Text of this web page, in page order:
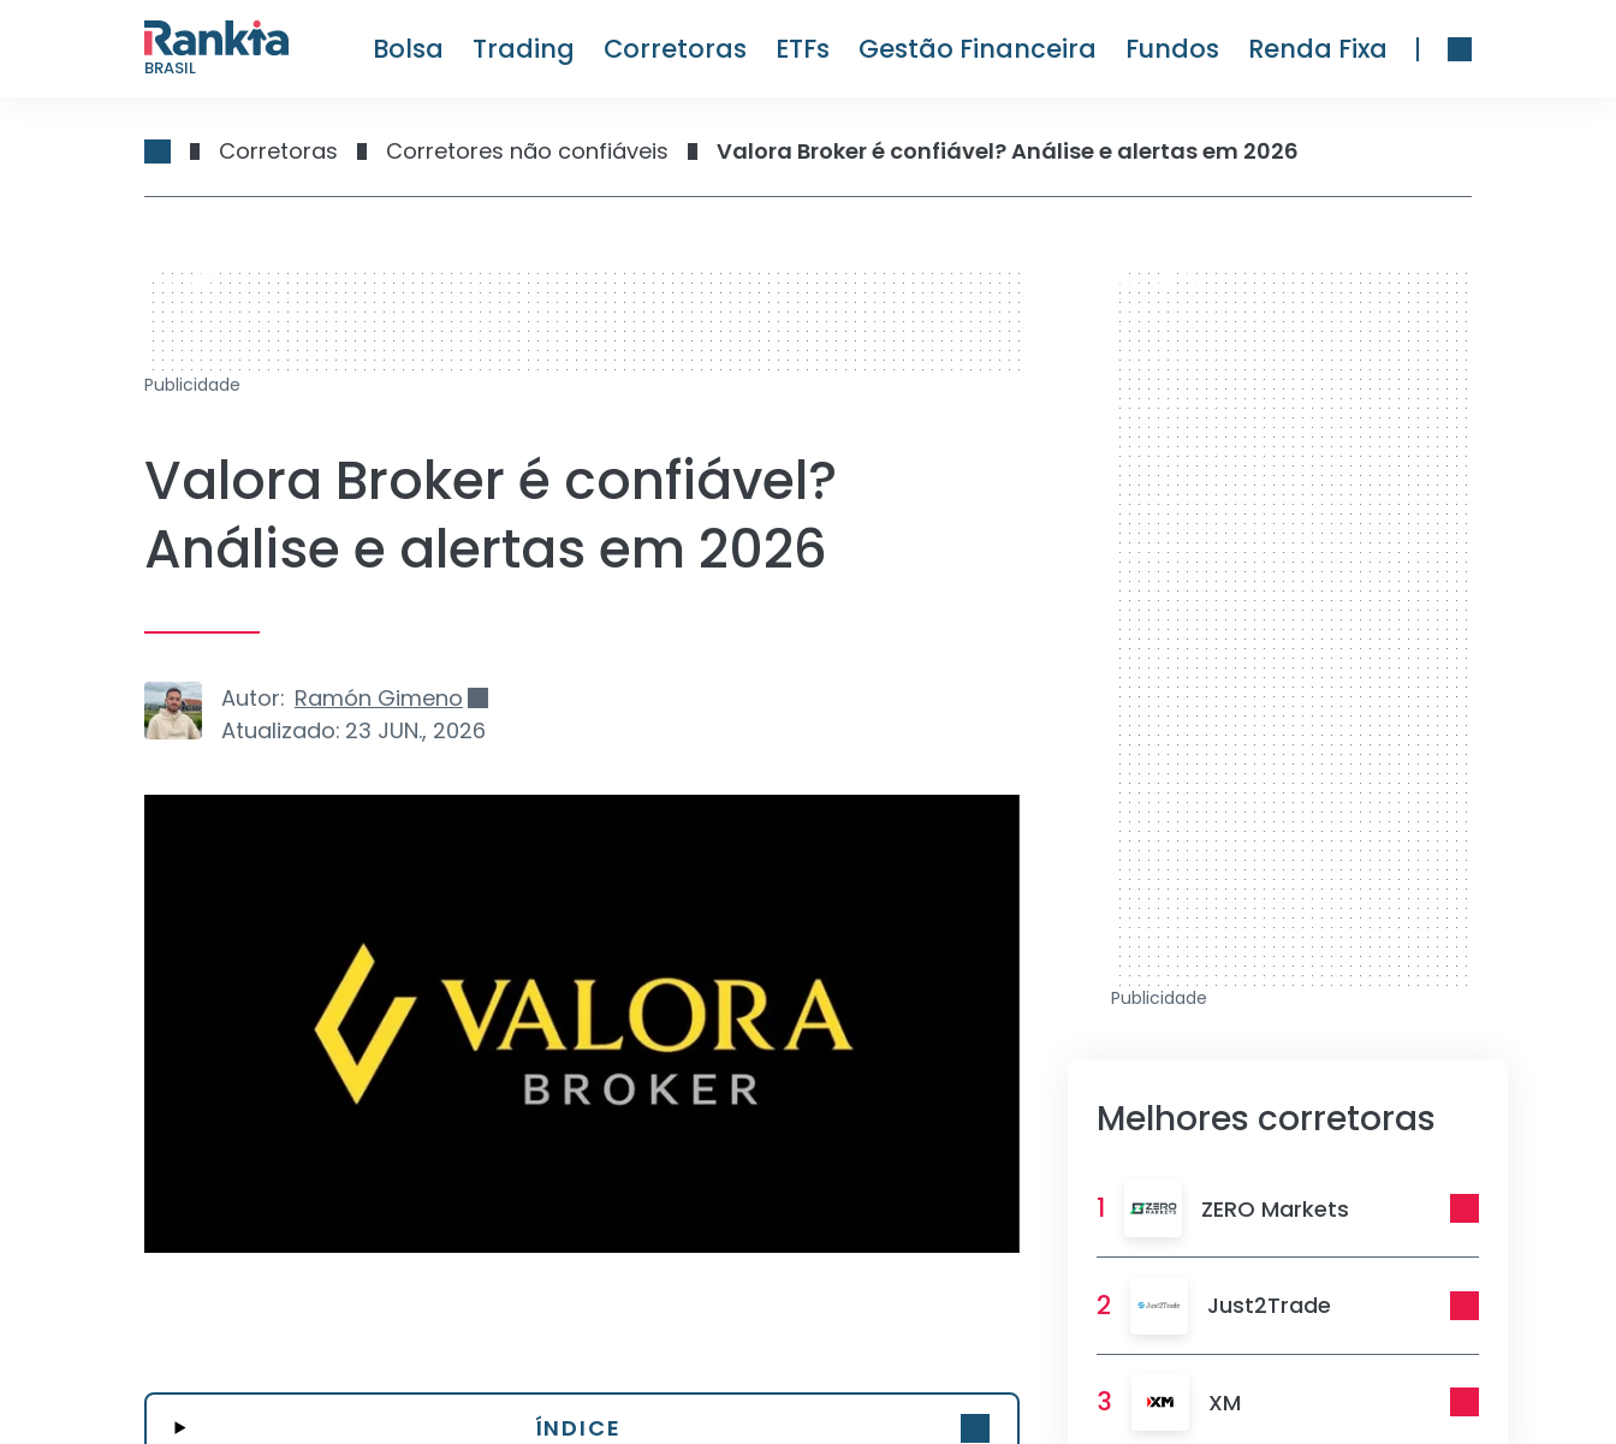
BRASIL
Bolsa Trading Corretoras ETFs Gestão Financeira Fundos Renda Fixa
Corretoras Corretores não confiáveis Valora Broker é confiável? Análise e alertas em 2026
728 x 90
Publicidade
Valora Broker é confiável?
Análise e alertas em 2026
Autor: Ramón Gimeno
Atualizado: 23 JUN., 2026
ÍNDICE
300 x 600
Publicidade
Melhores corretoras
1 ZERO Markets
2 Just2Trade
3 XM